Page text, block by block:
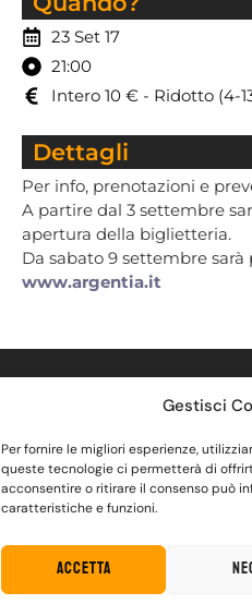
Gestisci
Per fornire le migliori esperienze,
queste tecnologie ci permetterà di
acconsentire o ritirare il consenso può
caratteristiche e funzioni.
Accetta
23 Set 17
21:00
Intero 10 € - Ridotto (4-
Dettagli
Per info, prenotazioni e
A partire dal 3 settembre
apertura della biglietteria.
Da sabato 9 settembre
www.argentia.it